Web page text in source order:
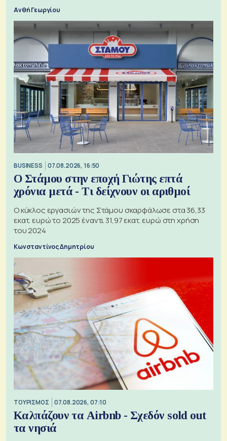
Ανθή Γεωργίου
BUSINESS 07.08.2026, 16:50
Ο Στάμου στην εποχή Γιώτης επτά
χρόνια μετά - Τι δείχνουν οι αριθμοί
Ο κύκλος εργασιών της Στάμου σκαρφάλωσε στα 36,33
εκατ. ευρώ το 2025 έναντι 31,97 εκατ. ευρώ στη χρήση
του 2024
Κωνσταντίνος Δημητρίου
ΤΟΥΡΙΣΜΟΣ 07.08.2026, 07:10
Καλπάζουν τα Airbnb - Σχεδόν sold out
τα νησιά